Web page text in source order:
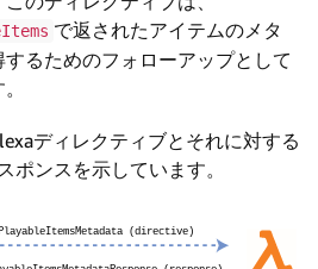
で返されたアイテムのメタ
るためのフォローアップとして
ディレクティブとそれに対する
ポンスを示しています。